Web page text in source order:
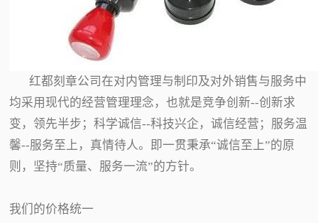
红都刻章公司在对内管理与制印及对外销售与服务中
均采用现代的经营管理理念，也就是竞争创新--创新求
变，领先半步；科学诚信--科技兴企，诚信经营；服务温
馨--服务至上，真情待人。即一贯秉承“诚信至上”的原
则，坚持“质量、服务一流”的方针。
我们的价格统一